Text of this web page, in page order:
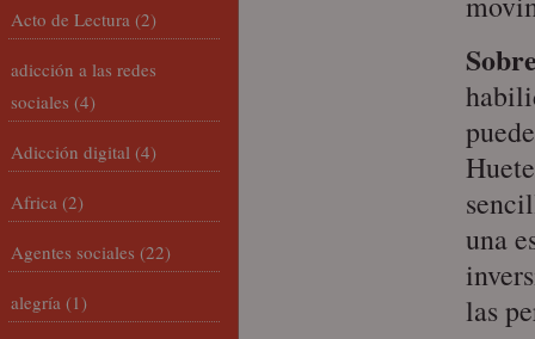
una
las
Acto de Lectura (2)
adicción a las redes
sociales (4)
Adicción digital (4)
Africa (2)
Agentes sociales (22)
alegría (1)